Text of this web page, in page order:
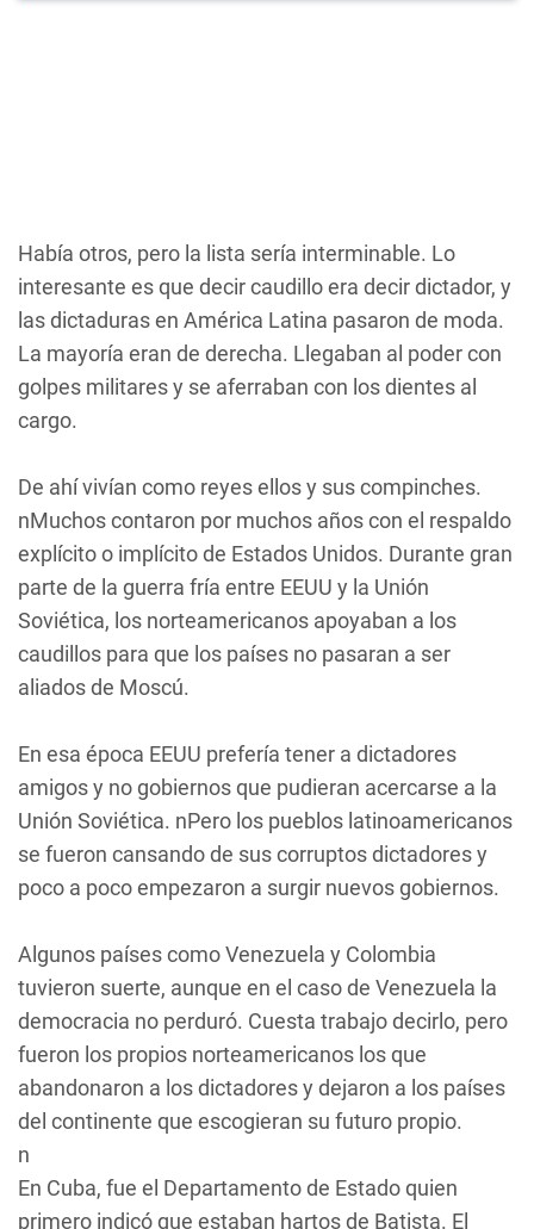
Había otros, pero la lista sería interminable. Lo
interesante es que decir caudillo era decir dictador, y
las dictaduras en América Latina pasaron de moda.
La mayoría eran de derecha. Llegaban al poder con
golpes militares y se aferraban con los dientes al
cargo.
De ahí vivían como reyes ellos y sus compinches.
nMuchos contaron por muchos años con el respaldo
explícito o implícito de Estados Unidos. Durante gran
parte de la guerra fría entre EEUU y la Unión
Soviética, los norteamericanos apoyaban a los
caudillos para que los países no pasaran a ser
aliados de Moscú.
En esa época EEUU prefería tener a dictadores
amigos y no gobiernos que pudieran acercarse a la
Unión Soviética. nPero los pueblos latinoamericanos
se fueron cansando de sus corruptos dictadores y
poco a poco empezaron a surgir nuevos gobiernos.
Algunos países como Venezuela y Colombia
tuvieron suerte, aunque en el caso de Venezuela la
democracia no perduró. Cuesta trabajo decirlo, pero
fueron los propios norteamericanos los que
abandonaron a los dictadores y dejaron a los países
del continente que escogieran su futuro propio.
n
En Cuba, fue el Departamento de Estado quien
primero indicó que estaban hartos de Batista. El